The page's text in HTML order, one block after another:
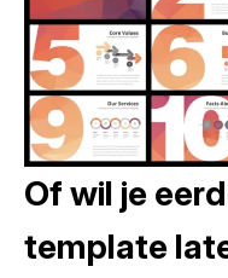
Of wil je
template